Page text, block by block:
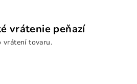
vrátenie peňazí
vrátení tovaru.